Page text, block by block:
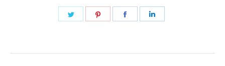
Share
Share
Share